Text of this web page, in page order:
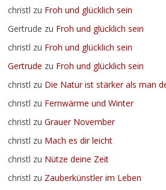
christl zu Froh und glücklich sein
Gertrude zu Froh und glücklich sein
christl zu Froh und glücklich sein
Gertrude zu Froh und glücklich sein
christl zu Die Natur ist stärker als man
christl zu Fernwärme und Winter
christl zuGrauer November
christl zu Mach es dir leicht
christl zu Nütze deine Zeit
christl zu Zauberkünstler im Leben